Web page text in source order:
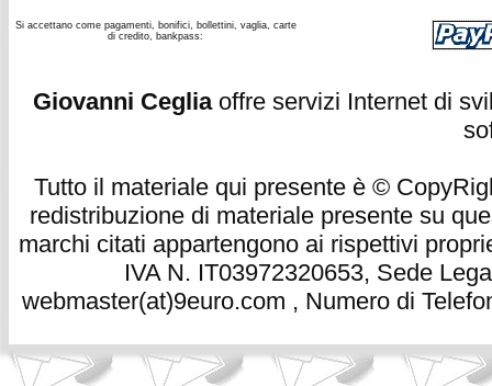
Si accettano come pagamenti, bonifici, bollettini, vaglia, carte
di credito, bankpass:
Giovanni Cegliaoffre servizi Internet di
Tutto il materiale qui presente è ©
redistribuzione di materiale presente su
marchi citati appartengono ai rispettivi
IVA N. IT03972320653, Sede
webmaster(at)9euro.com , Numero di